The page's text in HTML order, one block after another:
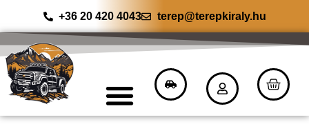
+36 20 420 4043 terep@terepkiraly.hu